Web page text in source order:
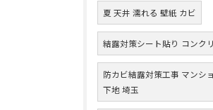
夏 天井 濡れる 壁紙 カビ
結露対策シート貼り コンク
防カビ結露対策工事 マンシ
下地 埼玉